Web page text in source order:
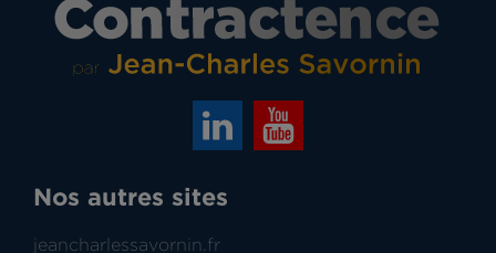
Nos autres sites
jeancharlessavornin.fr